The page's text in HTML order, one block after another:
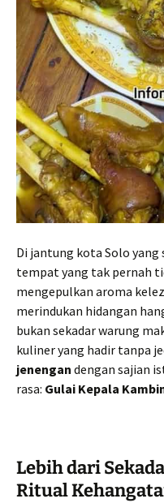
Di jantung kota Solo yang
tempat yang tak pernah
mengepulkan aroma
merindukan hidangan
bukan sekadar warung
kuliner yang hadir tanpa
jenengan dengan sajian
rasa: Gulai Kepala
Lebih dari
Ritual